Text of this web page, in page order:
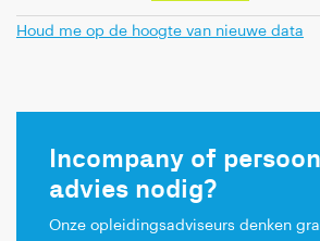
Houd me op de hoogte van nieuwe data
Incompany of
advies nodig?
Onze opleidingsadviseurs denken